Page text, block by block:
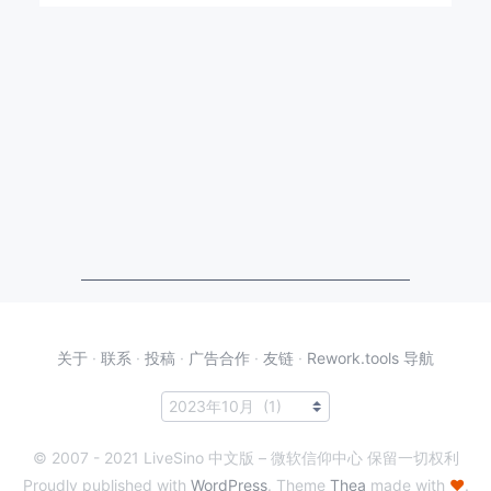
关于 · 联系 · 投稿 · 广告合作 · 友链 · Rework.tools 导航
© 2007 - 2021 LiveSino 中文版 – 微软信仰中心 保留一切权利
Proudly published with WordPress. Theme Thea made with ♥.